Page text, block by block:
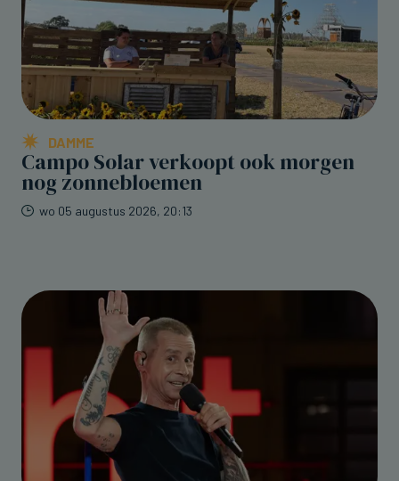
DAMME
Campo Solar verkoopt ook morgen
nog zonnebloemen
wo 05 augustus 2026, 20:13